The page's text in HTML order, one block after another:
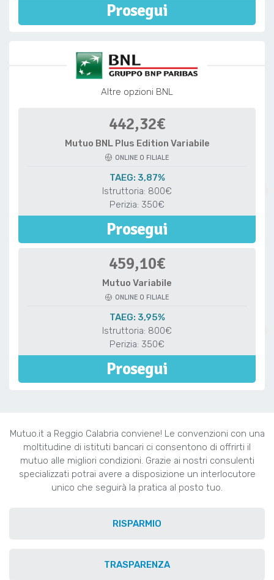
Prosegui
Altre opzioni BNL
442,32€
Mutuo BNL Plus Edition Variabile
ONLINE O FILIALE
TAEG: 3,87%
Istruttoria: 800€
Perizia: 350€
Prosegui
459,10€
Mutuo Variabile
ONLINE O FILIALE
TAEG: 3,95%
Istruttoria: 800€
Perizia: 350€
Prosegui
Mutuo.it a Reggio Calabria conviene! Le convenzioni con una
moltitudine di istituti bancari ci consentono di offrirti il
mutuo alle migliori condizioni. Grazie ai nostri consulenti
specializzati potrai avere a disposizione un interlocutore
unico che seguirà la pratica al posto tuo.
RISPARMIO
TRASPARENZA